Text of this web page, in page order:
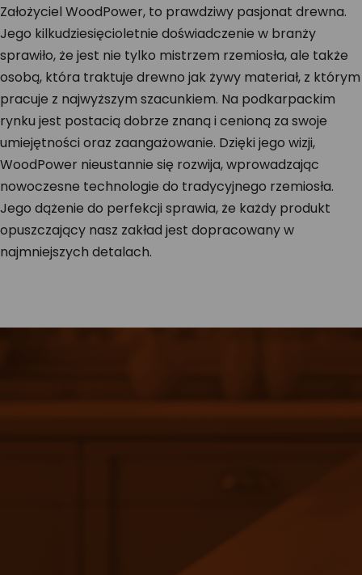
Założyciel WoodPower, to prawdziwy pasjonat drewna.
Jego kilkudziesięcioletnie doświadczenie w branży
sprawiło, że jest nie tylko mistrzem rzemiosła, ale także
osobą, która traktuje drewno jak żywy materiał, z którym
pracuje z najwyższym szacunkiem. Na podkarpackim
rynku jest postacią dobrze znaną i cenioną za swoje
umiejętności oraz zaangażowanie. Dzięki jego wizji,
WoodPower nieustannie się rozwija, wprowadzając
nowoczesne technologie do tradycyjnego rzemiosła.
Jego dążenie do perfekcji sprawia, że każdy produkt
opuszczający nasz zakład jest dopracowany w
najmniejszych detalach.